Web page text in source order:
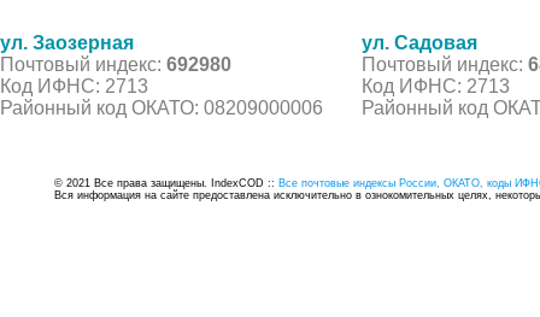
ул. Заозерная
Почтовый индекс: 692980
Код ИФНС: 2713
Районный код ОКАТО: 08209000006
ул. Садовая
Почтовый индекс:
Код ИФНС: 2713
Районный код
© 2021 Все права защищены. IndexCOD :: Все почтовые индексы России, ОКАТО, коды
Вся информация на сайте предоставлена исключительно в ознокомительных целях,